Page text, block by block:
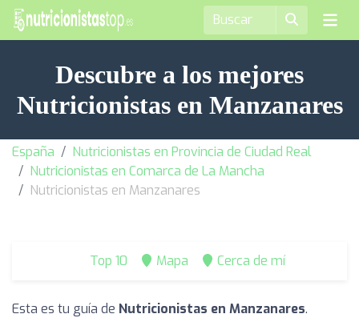
Descubre a los mejores
Nutricionistas en Manzanares
España
Nutricionistas en Provincia de Ciudad Real
Nutricionistas en Comarca de La Mancha
Nutricionistas en Manzanares
Top 10 Mapa Cerca de mí
Esta es tu guía de Nutricionistas en Manzanares.